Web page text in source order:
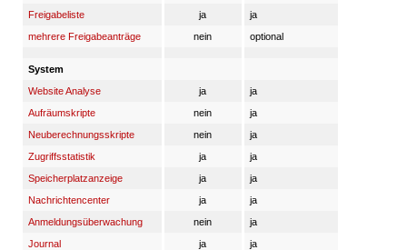
Freigabeliste
ja
ja
mehrere Freigabeanträge
nein optional
System
Website Analyse
ja
ja
Aufräumskripte
nein
ja
Neuberechnungsskripte
nein
ja
Zugriffsstatistik
ja
ja
Speicherplatzanzeige
ja
ja
Nachrichtencenter
ja
ja
Anmeldungsüberwachung
nein
ja
Journal
ja
ja